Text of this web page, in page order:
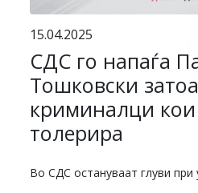
15.04.2025
СДС го напаѓа
Тошковски
криминалци
толерира
Во СДС остануваат глуви